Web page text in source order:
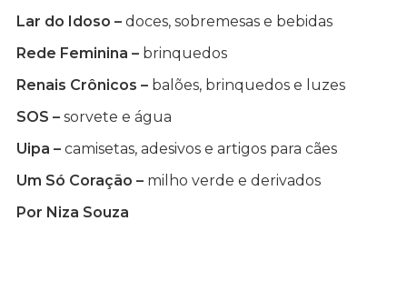
Lar do Idoso – doces, sobremesas e bebidas
Rede Feminina – brinquedos
Renais Crônicos – balões, brinquedos e luzes
SOS – sorvete e água
Uipa – camisetas, adesivos e artigos para cães
Um Só Coração – milho verde e derivados
Por Niza Souza